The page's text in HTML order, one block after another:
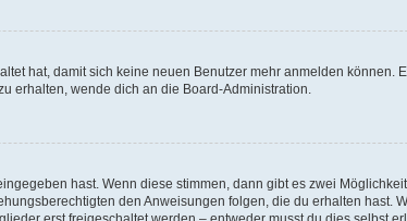
hat, damit sich keine neuen Benutzer mehr anmelden können.
erhalten, wende dich an die Board-Administration.
hast. Wenn diese stimmen, dann gibt es zwei
den Anweisungen folgen, die du erhalten hast.